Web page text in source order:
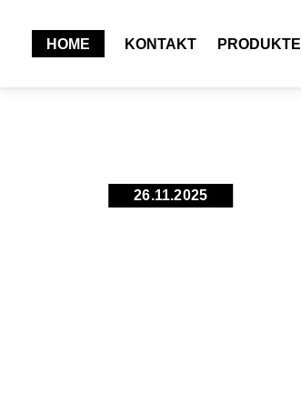
HOME KONTAKT PRODUKTE
26.11.2025